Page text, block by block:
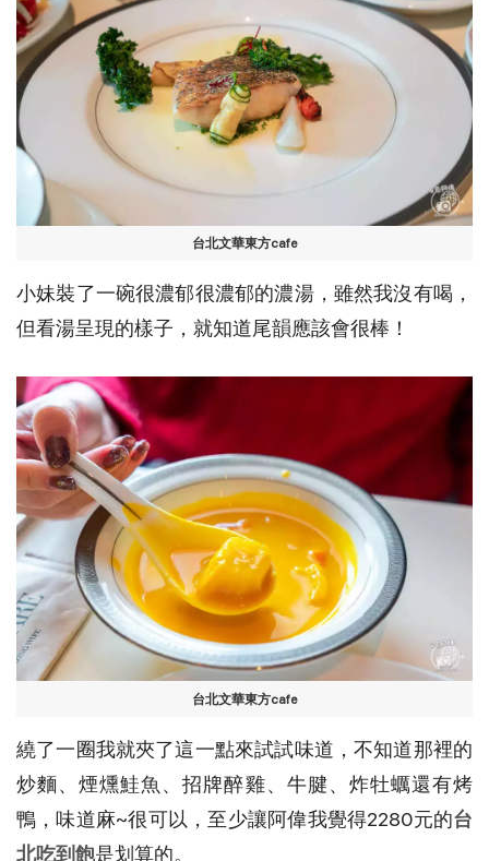
台北文華東方cafe
小妹裝了一碗很濃郁很濃郁的濃湯，雖然我沒有喝，
但看湯呈現的樣子，就知道尾韻應該會很棒！
台北文華東方cafe
繞了一圈我就夾了這一點來試試味道，不知道那裡的
炒麵、煙燻鮭魚、招牌醉雞、牛腱、炸牡蠣還有烤
鴨，味道麻~很可以，至少讓阿偉我覺得2280元的台
北吃到飽是划算的。